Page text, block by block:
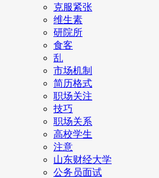
克服紧张
维生素
研院所
食客
乱
市场机制
简历格式
职场关注
技巧
职场关系
高校学生
注意
山东财经大学
公务员面试